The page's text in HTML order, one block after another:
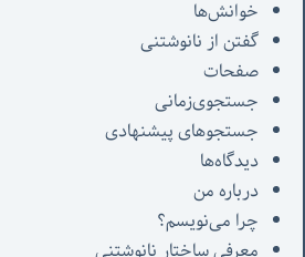
خوانش‌ها
گفتن از نانوشتنی
صفحات
جستجوی‌زمانی
جستجوهای پیشنهادی
دیدگاه‌ها
درباره من
چرا می‌نویسم؟
معرفی‌ ساختار نانوشتنی